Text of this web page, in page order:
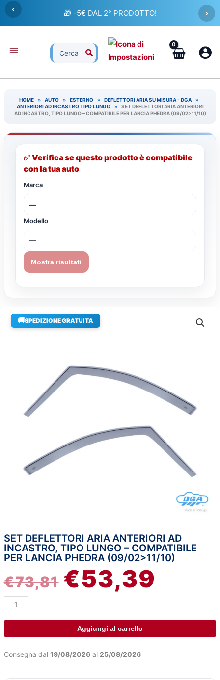
Vai
contenuto
‹ 🎁 -5€ DAL 2° PRODOTTO! ›
Ricerca
per:
HOME » AUTO » ESTERNO » DEFLETTORI ARIA SU MISURA - DGA
»
ANTERIORI AD INCASTRO TIPO LUNGO
»
SET DEFLETTORI ARIA ANTERIORI
AD INCASTRO, TIPO LUNGO – COMPATIBILE PER LANCIA PHEDRA (09/02>11/10)
✅ Verifica se questo prodotto è compatibile
con la tua auto
Marca
Modello
Mostra risultati
🚚SPEDIZIONE GRATUITA
SET DEFLETTORI ARIA ANTERIORI AD
INCASTRO, TIPO LUNGO – COMPATIBILE
PER LANCIA PHEDRA (09/02>11/10)
€73,81
IL
PREZZO
ORIGINALE
€73,81.
€53,39
IL
€53,39.
Set
deflettori
aria
ad
incastro,
tipo
per
Aggiungi al carrello
Consegna dal 19/08/2026al 25/08/2026